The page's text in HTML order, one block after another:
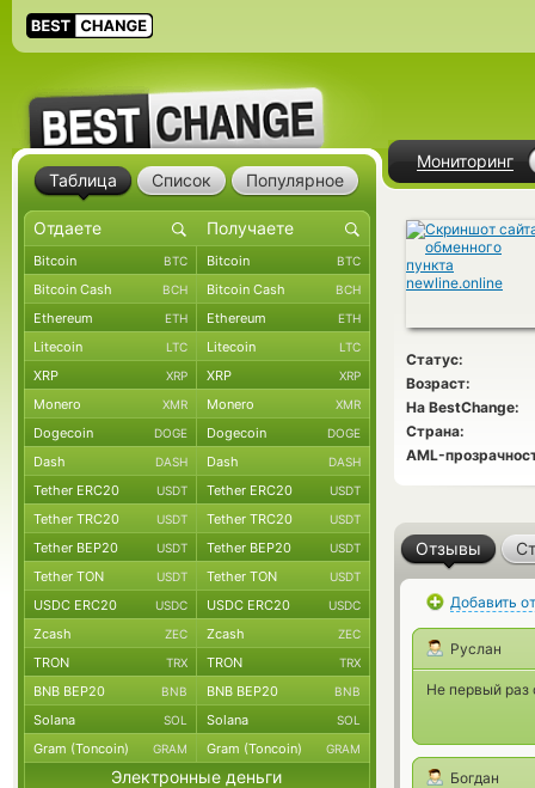
Мониторинг
Статус:
Возраст:
На BestChange:
Страна:
AML-
Отзывы
Добавить
Руслан
Не первый
Богдан
Таблица Список Популярное
Bitcoin BTC Bitcoin BTC
Bitcoin Cash BCH Bitcoin Cash BCH
Ethereum ETH Ethereum ETH
Litecoin LTC Litecoin LTC
XRP XRP XRP XRP
Monero XMR Monero XMR
Dogecoin DOGE Dogecoin DOGE
Dash DASH Dash DASH
Tether ERC20 USDT Tether ERC20 USDT
Tether TRC20 USDT Tether TRC20 USDT
Tether BEP20 USDT Tether BEP20 USDT
Tether TON USDT Tether TON USDT
USDC ERC20 USDC USDC ERC20 USDC
Zcash ZEC Zcash ZEC
TRON TRX TRON TRX
BNB BEP20 BNB BNB BEP20 BNB
Solana SOL Solana SOL
Gram (Toncoin) GRAM Gram (Toncoin) GRAM
Электронные деньги